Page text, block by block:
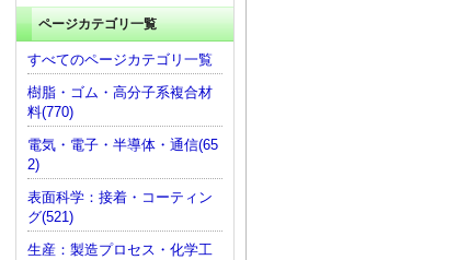
ページカテゴリ一覧
すべてのページカテゴリ一覧
樹脂・ゴム・高分子系複合材
料(770)
電気・電子・半導体・通信(65
2)
表面科学：接着・コーティン
グ(521)
生産：製造プロセス・化学工